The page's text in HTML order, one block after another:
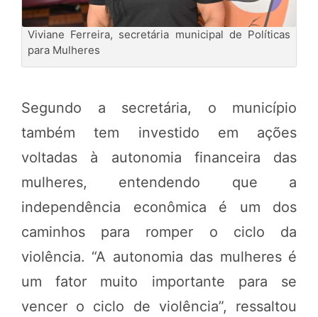
Viviane Ferreira, secretária municipal de Políticas
para Mulheres
Segundo a secretária, o município
também tem investido em ações
voltadas à autonomia financeira das
mulheres, entendendo que a
independência econômica é um dos
caminhos para romper o ciclo da
violência. “A autonomia das mulheres é
um fator muito importante para se
vencer o ciclo de violência”, ressaltou